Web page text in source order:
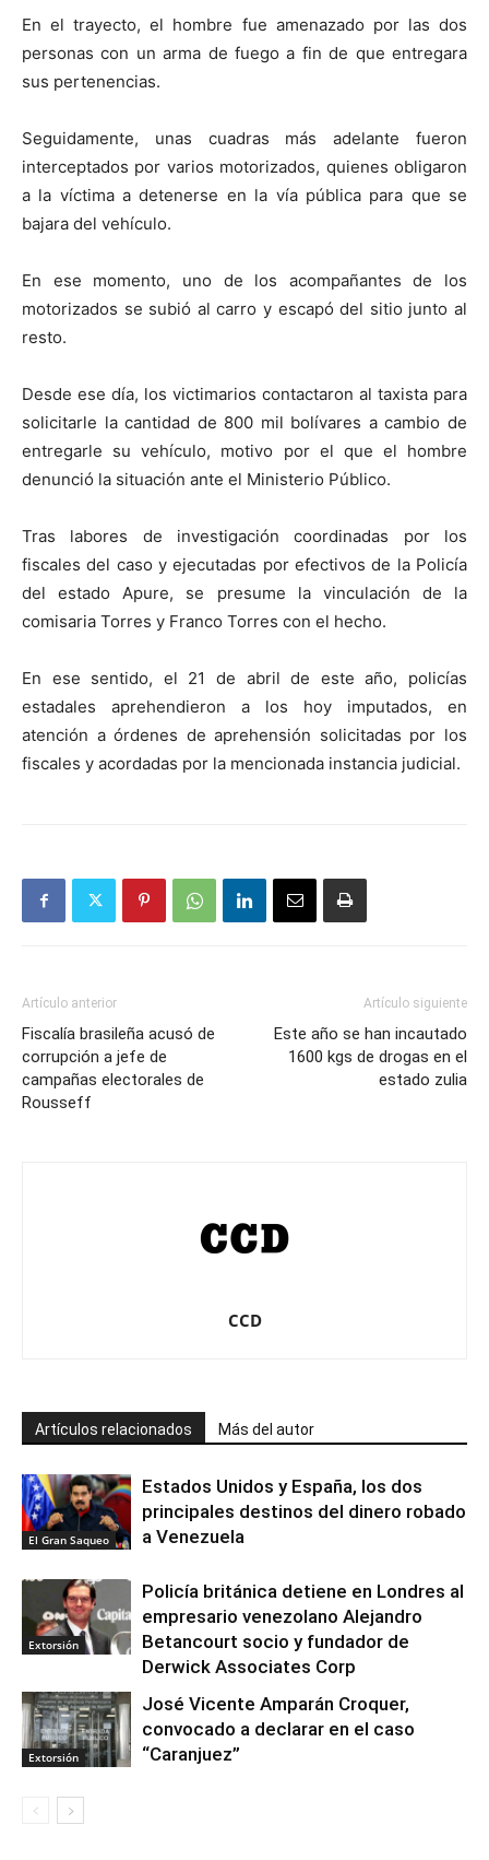
En el trayecto, el hombre fue amenazado por las dos
personas con un arma de fuego a fin de que entregara
sus pertenencias.
Seguidamente, unas cuadras más adelante fueron
interceptados por varios motorizados, quienes obligaron
a la víctima a detenerse en la vía pública para que se
bajara del vehículo.
En ese momento, uno de los acompañantes de los
motorizados se subió al carro y escapó del sitio junto al
resto.
Desde ese día, los victimarios contactaron al taxista para
solicitarle la cantidad de 800 mil bolívares a cambio de
entregarle su vehículo, motivo por el que el hombre
denunció la situación ante el Ministerio Público.
Tras labores de investigación coordinadas por los
fiscales del caso y ejecutadas por efectivos de la Policía
del estado Apure, se presume la vinculación de la
comisaria Torres y Franco Torres con el hecho.
En ese sentido, el 21 de abril de este año, policías
estadales aprehendieron a los hoy imputados, en
atención a órdenes de aprehensión solicitadas por los
fiscales y acordadas por la mencionada instancia judicial.
Artículo anterior
Fiscalía brasileña acusó de
corrupción a jefe de
campañas electorales de
Rousseff
Artículo siguiente
Este año se han incautado
1600 kgs de drogas en el
estado zulia
CCD
Artículos relacionados Más del autor
El Gran Saqueo
Estados Unidos y España, los dos
principales destinos del dinero robado
a Venezuela
Extorsión
Policía británica detiene en Londres al
empresario venezolano Alejandro
Betancourt socio y fundador de
Derwick Associates Corp
Extorsión
José Vicente Amparán Croquer,
convocado a declarar en el caso
“Caranjuez”